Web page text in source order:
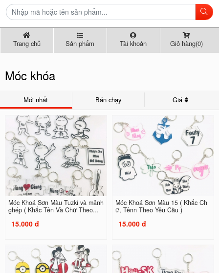
Trang chủ Sản phẩm Tài khoản Giỏ hàng(0)
Móc khóa
Mới nhất Bán chạy Giá
Móc Khoá Sơn Màu Tuzki và mảnh
ghép ( Khắc Tên Và Chữ Theo...
15.000 đ
Móc Khoá Sơn Màu 15 ( Khắc Ch
ữ, Tênn Theo Yêu Cầu )
15.000 đ